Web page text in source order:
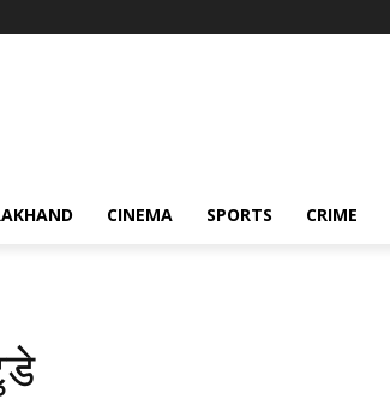
CINEMA SPORTS CRIME